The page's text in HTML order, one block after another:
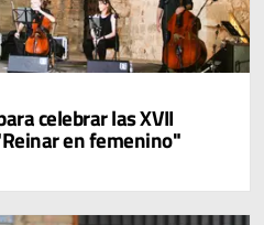
celebrar las XVII
en femenino"